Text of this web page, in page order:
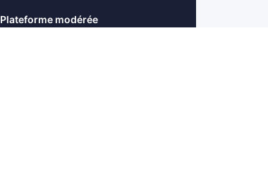
Plateforme modérée